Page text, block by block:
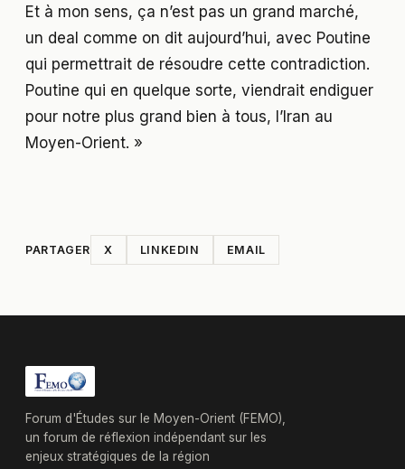
Et à mon sens, ça n’est pas un grand marché,
un deal comme on dit aujourd’hui, avec Poutine
qui permettrait de résoudre cette contradiction.
Poutine qui en quelque sorte, viendrait endiguer
pour notre plus grand bien à tous, l’Iran au
Moyen-Orient. »
PARTAGER X LINKEDIN EMAIL
Forum d'Études sur le Moyen-Orient (FEMO),
un forum de réflexion indépendant sur les
enjeux stratégiques de la région